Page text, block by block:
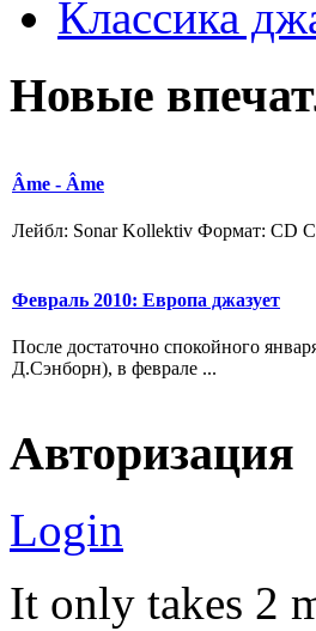
Классика
Новые
Âme - Âme
Лейбл: Sonar Kollektiv Формат: CD
Февраль 2010: Европа джазует
После достаточно спокойного
Д.Сэнборн), в феврале ...
Авторизация
Login
It only takes 2